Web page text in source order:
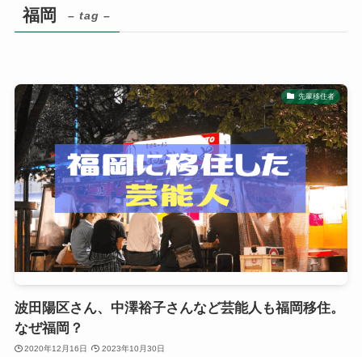
福岡 – tag –
先輩移住者
波田陽区さん、中澤裕子さんなど芸能人も福岡移住。
なぜ福岡？
2020年12月16日 2023年10月30日